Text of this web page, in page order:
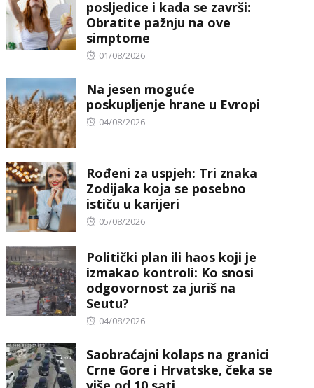
posljedice i kada se završi:
Obratite pažnju na ove
simptome
Posted
01/08/2026
Na jesen moguće
poskupljenje hrane u Evropi
Posted
04/08/2026
Rođeni za uspjeh: Tri znaka
Zodijaka koja se posebno
ističu u karijeri
Posted
05/08/2026
Politički plan ili haos koji je
izmakao kontroli: Ko snosi
odgovornost za juriš na
Seutu?
Posted
04/08/2026
Saobraćajni kolaps na granici
Crne Gore i Hrvatske, čeka se